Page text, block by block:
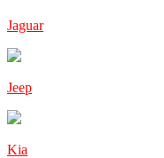
Jaguar
Jeep
Kia